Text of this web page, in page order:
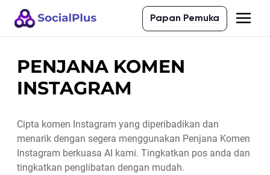
Papan Pemuka
PENJANA KOMEN
INSTAGRAM
Cipta komen Instagram yang diperibadikan dan
menarik dengan segera menggunakan Penjana Komen
Instagram berkuasa AI kami. Tingkatkan pos anda dan
tingkatkan penglibatan dengan mudah.